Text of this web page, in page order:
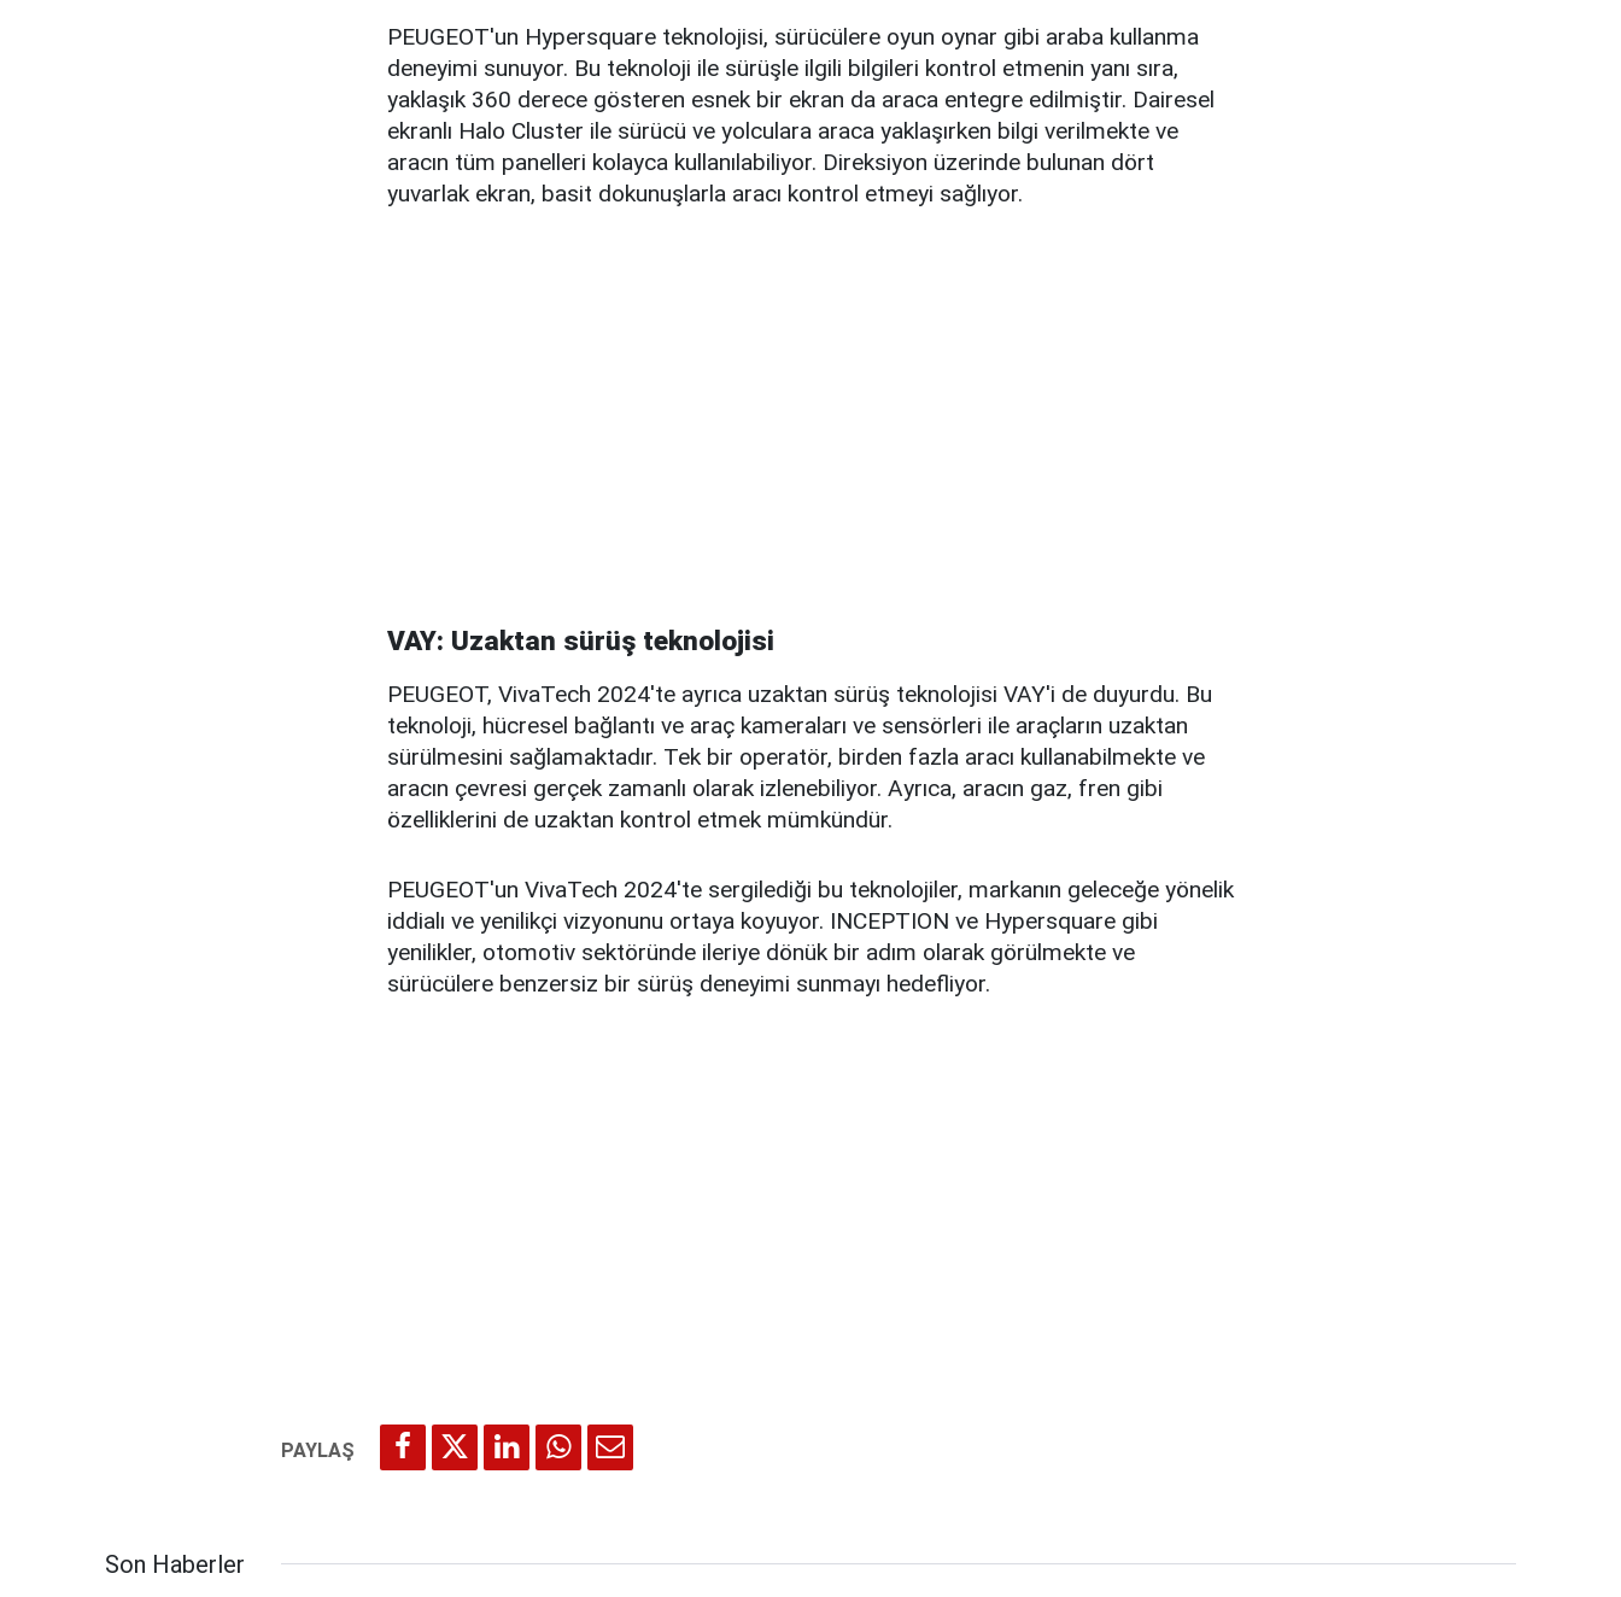
PEUGEOT'un Hypersquare teknolojisi, sürücülere oyun oynar gibi araba kullanma
deneyimi sunuyor. Bu teknoloji ile sürüşle ilgili bilgileri kontrol etmenin yanı sıra,
yaklaşık 360 derece gösteren esnek bir ekran da araca entegre edilmiştir. Dairesel
ekranlı Halo Cluster ile sürücü ve yolculara araca yaklaşırken bilgi verilmekte ve
aracın tüm panelleri kolayca kullanılabiliyor. Direksiyon üzerinde bulunan dört
yuvarlak ekran, basit dokunuşlarla aracı kontrol etmeyi sağlıyor.
VAY: Uzaktan sürüş teknolojisi
PEUGEOT, VivaTech 2024'te ayrıca uzaktan sürüş teknolojisi VAY'i de duyurdu. Bu
teknoloji, hücresel bağlantı ve araç kameraları ve sensörleri ile araçların uzaktan
sürülmesini sağlamaktadır. Tek bir operatör, birden fazla aracı kullanabilmekte ve
aracın çevresi gerçek zamanlı olarak izlenebiliyor. Ayrıca, aracın gaz, fren gibi
özelliklerini de uzaktan kontrol etmek mümkündür.
PEUGEOT'un VivaTech 2024'te sergilediği bu teknolojiler, markanın geleceğe yönelik
iddialı ve yenilikçi vizyonunu ortaya koyuyor. INCEPTION ve Hypersquare gibi
yenilikler, otomotiv sektöründe ileriye dönük bir adım olarak görülmekte ve
sürücülere benzersiz bir sürüş deneyimi sunmayı hedefliyor.
Son Haberler